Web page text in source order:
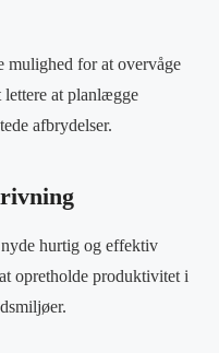
mulighed for at overvåge
at planlægge
afbrydelser.
hurtig og effektiv
opretholde produktivitet i